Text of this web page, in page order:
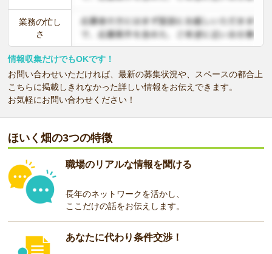
業務の忙し
さ
情報収集だけでもOKです！
お問い合わせいただければ、最新の募集状況や、スペースの都合上
こちらに掲載しきれなかった詳しい情報をお伝えできます。
お気軽にお問い合わせください！
ほいく畑の3つの特徴
職場のリアルな情報を聞ける
長年のネットワークを活かし、
ここだけの話をお伝えします。
あなたに代わり条件交渉！